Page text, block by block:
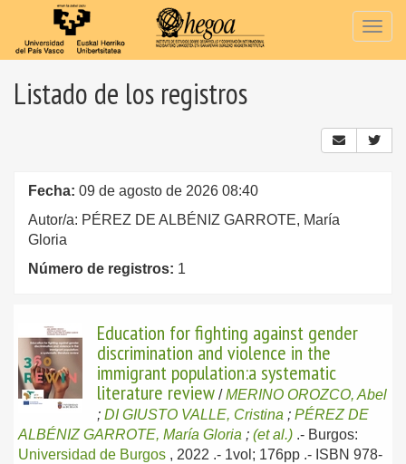
Listado de los registros
Fecha: 09 de agosto de 2026 08:40
Autor/a: PÉREZ DE ALBÉNIZ GARROTE, María
Gloria
Número de registros: 1
Education for fighting against gender
discrimination and violence in the
immigrant population:a systematic
literature review /MERINO OROZCO, Abel
; DI GIUSTO VALLE, Cristina ; PÉREZ DE
ALBÉNIZ GARROTE, María Gloria ; (et al.) .- Burgos:
Universidad de Burgos , 2022 .- 1vol; 176pp .- ISBN 978-